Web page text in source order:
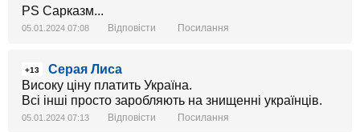
PS Сарказм...
05.01.2024 07:08 Відповісти Посилання
+13
Серая Лиса
Високу ціну платить Україна.
Всі інші просто заробляють на знищенні українців.
05.01.2024 07:13 Відповісти Посилання